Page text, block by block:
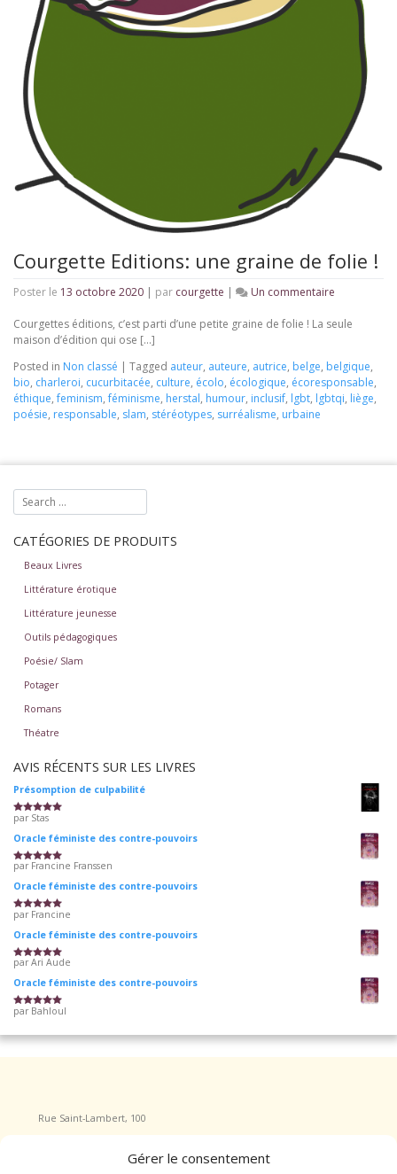
Gérer le consentement
Courgette Editions: une graine de folie !
Poster le 13 octobre 2020 | par courgette | Un commentaire
Editions:
de
folie !
Courgettes éditions, c’est parti d’une petite graine de folie ! La seule
maison d’édition qui ose […]
Posted in Non classé | Tagged auteur, auteure, autrice, belge, belgique,
bio, charleroi, cucurbitacée, culture, écolo, écologique, écoresponsable,
éthique,feminism,féminisme, herstal, humour, inclusif, lgbt, lgbtqi, liège,
poésie, responsable, slam, stéréotypes, surréalisme, urbaine
CATÉGORIES DE PRODUITS
Beaux Livres
Littérature érotique
Littérature jeunesse
Outils pédagogiques
Poésie/ Slam
Potager
Romans
Théatre
AVIS RÉCENTS SUR LES LIVRES
Présomption de culpabilité
Note5
par Stas
Oracle féministe des contre-pouvoirs
Note5
par Francine Franssen
Oracle féministe des contre-pouvoirs
Note5
par Francine
Oracle féministe des contre-pouvoirs
Note5
par Ari Aude
Oracle féministe des contre-pouvoirs
Note5
par Bahloul
Rue Saint-Lambert, 100
Tel : +32 465/555.717